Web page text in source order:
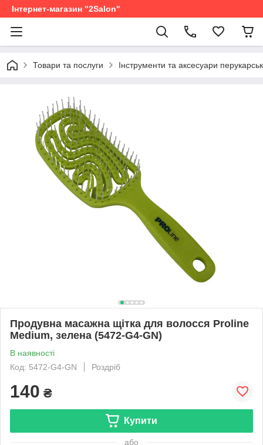
Інтернет-магазин "2Salon"
Товари та послуги Інструменти та аксесуари
Продувна масажна щітка для волосся Proline
Medium, зелена (5472-G4-GN)
В наявності
Код: 5472-G4-GN
Роздріб
140 ₴
Купити
або